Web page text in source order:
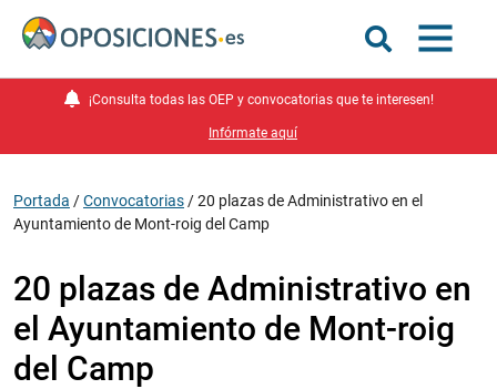
¡Consulta todas las OEP y convocatorias que te interesen!
Infórmate aquí
Portada /Convocatorias /20 plazas de Administrativo en el
Ayuntamiento de Mont-roig del Camp
20 plazas de Administrativo en
el Ayuntamiento de Mont-roig
del Camp